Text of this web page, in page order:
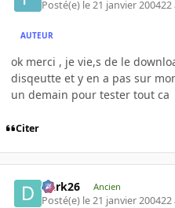
Posté(e) le 21 janvier 200422
AUTEUR
ok merci , je vie,s de le
disqeutte et y en a pas sur
un demain pour tester tout ca
Citer
Dark26 Ancien
Posté(e) le 21 janvier 200422